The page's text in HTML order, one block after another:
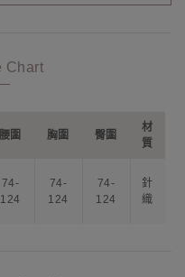
Chart
腰圍 胸圍 臀圍
材
質
74-
124
74-
124
74-
124
針
織